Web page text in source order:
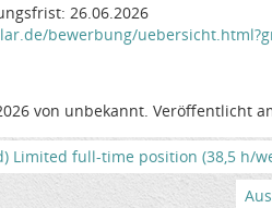
26.06.2026
bewerbung/
von unbekannt. Veröffentlicht
full-time position (38,5 h/